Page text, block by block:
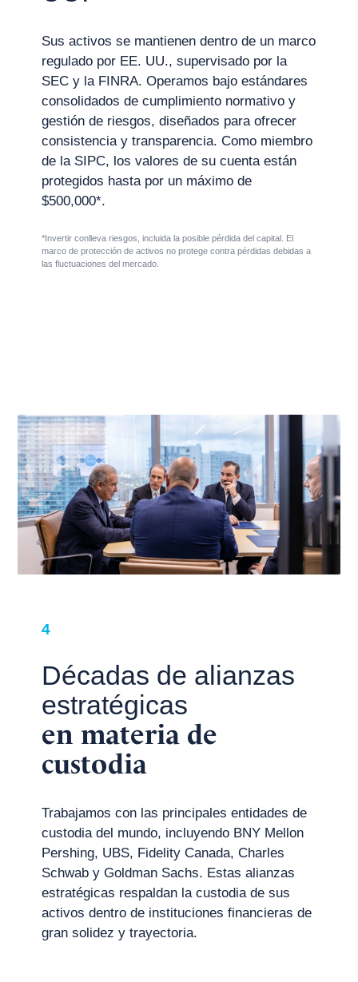
Sus activos se mantienen dentro de un marco
regulado por EE. UU., supervisado por la
SEC y la FINRA. Operamos bajo estándares
consolidados de cumplimiento normativo y
gestión de riesgos, diseñados para ofrecer
consistencia y transparencia. Como miembro
de la SIPC, los valores de su cuenta están
protegidos hasta por un máximo de
$500,000*.
*Invertir conlleva riesgos, incluida la posible pérdida del capital. El
marco de protección de activos no protege contra pérdidas debidas a
las fluctuaciones del mercado.
4
Décadas de alianzas
estratégicas
en materia de
custodia
Trabajamos con las principales entidades de
custodia del mundo, incluyendo BNY Mellon
Pershing, UBS, Fidelity Canada, Charles
Schwab y Goldman Sachs. Estas alianzas
estratégicas respaldan la custodia de sus
activos dentro de instituciones financieras de
gran solidez y trayectoria.